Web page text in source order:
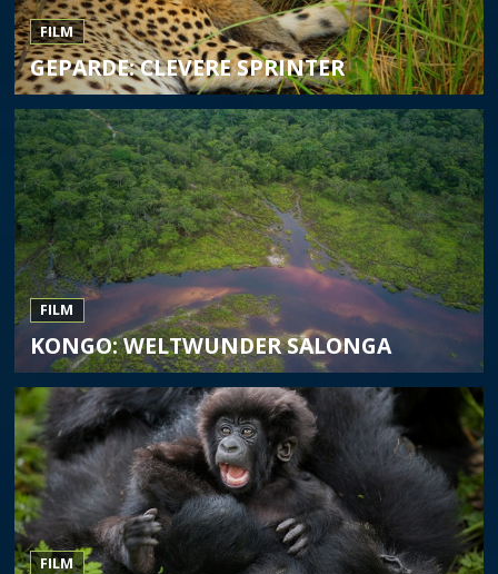
FILM
GEPARDE: CLEVERE SPRINTER
FILM
KONGO: WELTWUNDER SALONGA
FILM